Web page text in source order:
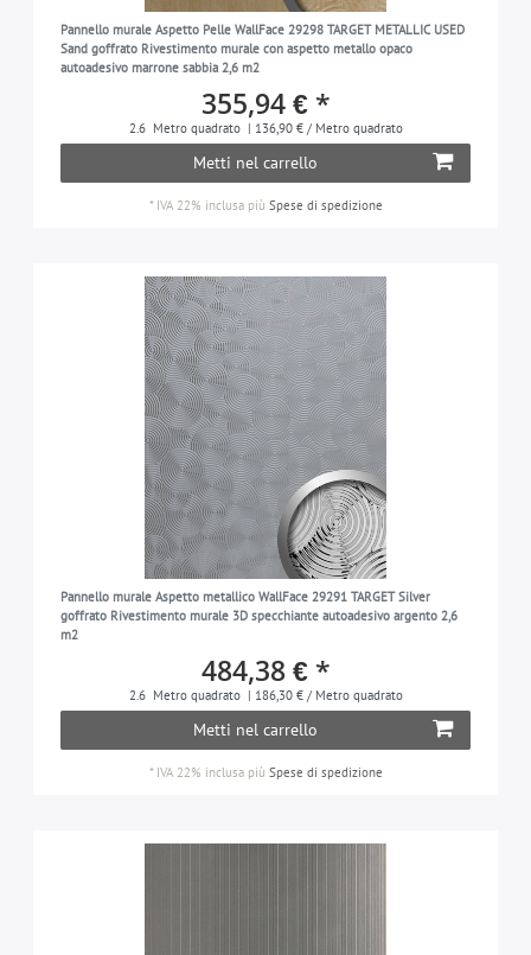
Pannello murale Aspetto Pelle WallFace 29298 TARGET METALLIC USED
Sand goffrato Rivestimento murale con aspetto metallo opaco
autoadesivo marrone sabbia 2,6 m2
355,94 € *
2.6 Metro quadrato | 136,90 € / Metro quadrato
Metti nel carrello
* IVA 22% inclusapiù Spese di spedizione
Pannello murale Aspetto metallico WallFace 29291 TARGET Silver
goffrato Rivestimento murale 3D specchiante autoadesivo argento 2,6
m2
484,38 € *
2.6 Metro quadrato | 186,30 € / Metro quadrato
Metti nel carrello
* IVA 22% inclusapiù Spese di spedizione